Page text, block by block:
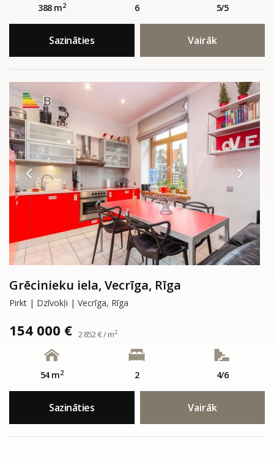
388 m2 6 5/5
Sazināties Vairāk
B
Grēcinieku iela, Vecrīga, Rīga
Pirkt | Dzīvokļi | Vecrīga, Rīga
154 000 € 2 852 € / m2
54 m2 2 4/6
Sazināties Vairāk